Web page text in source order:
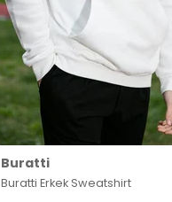
Buratti
Buratti Erkek Sweatshirt